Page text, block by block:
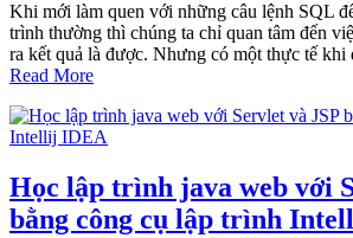
Khi mới làm quen với những câu lệnh SQL
trình thường thì chúng ta chỉ quan tâm đến
ra kết quả là được. Nhưng có một thực tế
Read More
Học lập trình java web với
bằng công cụ lập trình